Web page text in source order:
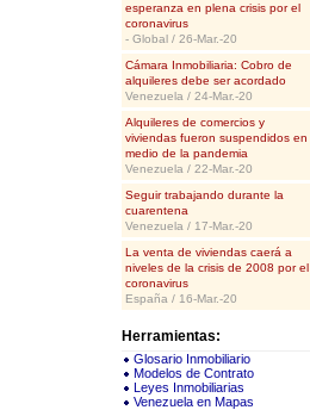
esperanza en plena crisis por el
coronavirus
- Global / 26-Mar.-20
Cámara Inmobiliaria: Cobro de
alquileres debe ser acordado
Venezuela / 24-Mar.-20
Alquileres de comercios y
viviendas fueron suspendidos en
medio de la pandemia
Venezuela / 22-Mar.-20
Seguir trabajando durante la
cuarentena
Venezuela / 17-Mar.-20
La venta de viviendas caerá a
niveles de la crisis de 2008 por el
coronavirus
España / 16-Mar.-20
Herramientas:
Glosario Inmobiliario
Modelos de Contrato
Leyes Inmobiliarias
Venezuela en Mapas